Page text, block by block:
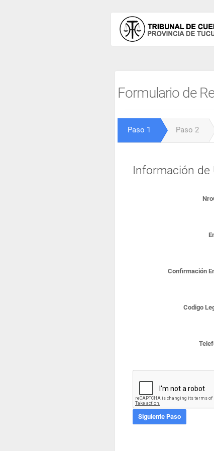
Formulario de
Paso 1 Paso 2
Información de
Confirmación
Codigo
Siguiente Paso